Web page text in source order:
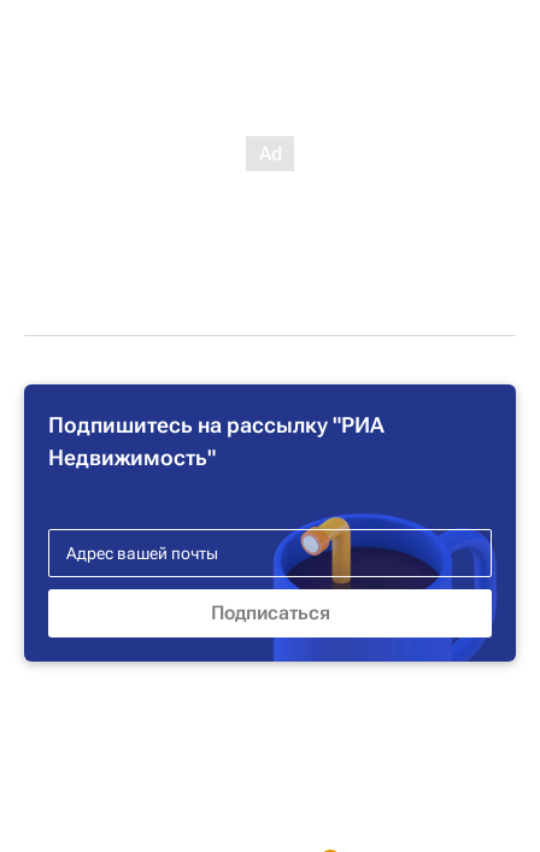
Подпишитесь на рассылку "РИА
Недвижимость"